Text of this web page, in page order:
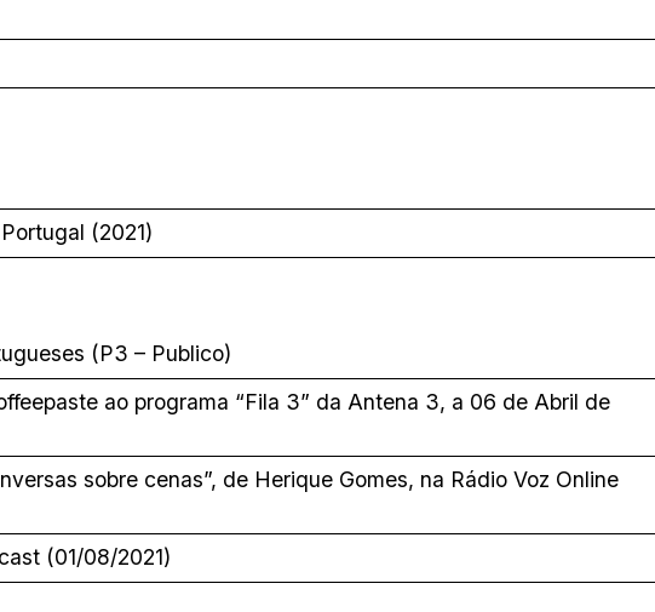
(2021)
(P3 – Publico)
ao programa “Fila 3” da Antena 3, a 06 de Abril de
sobre cenas”, de Herique Gomes, na Rádio Voz Online
(01/08/2021)